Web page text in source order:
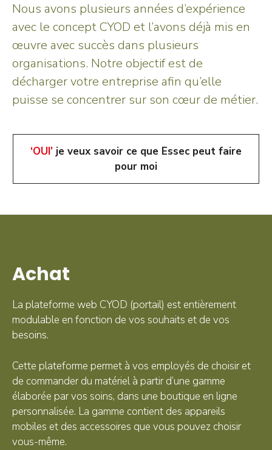
Nous avons plusieurs années d’expérience
avec le concept CYOD et l’avons déjà mis en
œuvre avec succès dans plusieurs
organisations. Notre objectif est de
décharger votre entreprise afin qu’elle
puisse se concentrer sur son cœur de métier.
‘OUI’ je veux savoir ce que Essec peut faire
pour moi
Achat
La plateforme web CYOD (portail) est entièrement
modulable en fonction de vos souhaits et de vos
besoins.
Cette plateforme permet à vos employés de choisir et
de commander du matériel à partir d’une gamme
élaborée par vos soins, dans une boutique en ligne
personnalisée. La gamme contient des appareils
mobiles et des accessoires que vous pouvez choisir
vous-même.